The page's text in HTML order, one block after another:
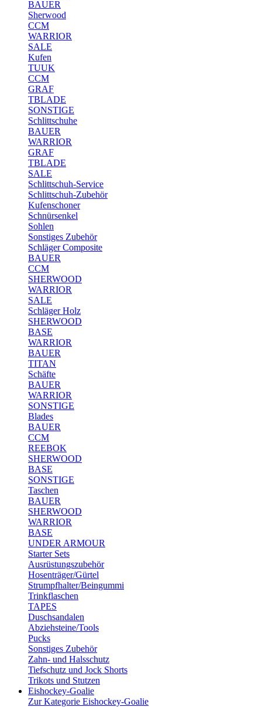
BAUER
Sherwood
CCM
WARRIOR
SALE
Kufen
TUUK
CCM
GRAF
TBLADE
SONSTIGE
Schlittschuhe
BAUER
WARRIOR
GRAF
TBLADE
SALE
Schlittschuh-Service
Schlittschuh-Zubehör
Kufenschoner
Schnürsenkel
Sohlen
Sonstiges Zubehör
Schläger Composite
BAUER
CCM
SHERWOOD
WARRIOR
SALE
Schläger Holz
SHERWOOD
BASE
WARRIOR
BAUER
TITAN
Schäfte
BAUER
WARRIOR
SONSTIGE
Blades
BAUER
CCM
REEBOK
SHERWOOD
BASE
SONSTIGE
Taschen
BAUER
SHERWOOD
WARRIOR
BASE
UNDER ARMOUR
Starter Sets
Ausrüstungszubehör
Hosenträger/Gürtel
Strumpfhalter/Beingummi
Trinkflaschen
TAPES
Duschsandalen
Abziehsteine/Tools
Pucks
Sonstiges Zubehör
Zahn- und Halsschutz
Tiefschutz und Jock Shorts
Trikots und Stutzen
Eishockey-Goalie
Zur Kategorie Eishockey-Goalie